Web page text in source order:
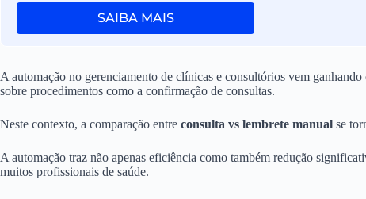
SAIBA MAIS
A automação no gerenciamento de clínicas e consultórios vem
sobre procedimentos como a confirmação de consultas.
Neste contexto, a comparação entre consulta vs lembrete manual se
A automação traz não apenas eficiência como também redução
muitos profissionais de saúde.